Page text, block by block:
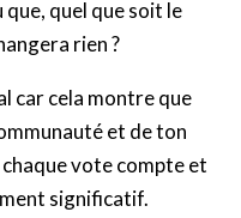
quel que soit le
rien ?
car cela montre que
et de ton
vote compte et
significatif.